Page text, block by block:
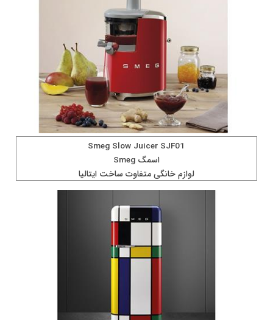
Smeg Slow Juicer SJF01
اسمگ Smeg
لوازم خانگی متفاوت ساخت ايتاليا